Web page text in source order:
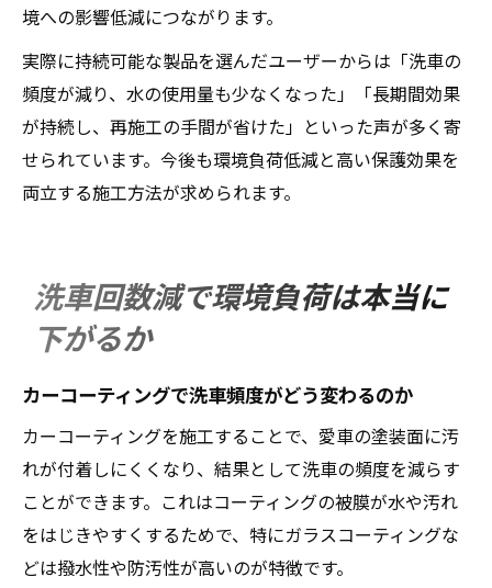
境への影響低減につながります。
実際に持続可能な製品を選んだユーザーからは「洗車の
頻度が減り、水の使用量も少なくなった」「長期間効果
が持続し、再施工の手間が省けた」といった声が多く寄
せられています。今後も環境負荷低減と高い保護効果を
両立する施工方法が求められます。
洗車回数減で環境負荷は本当に
下がるか
カーコーティングで洗車頻度がどう変わるのか
カーコーティングを施工することで、愛車の塗装面に汚
れが付着しにくくなり、結果として洗車の頻度を減らす
ことができます。これはコーティングの被膜が水や汚れ
をはじきやすくするためで、特にガラスコーティングな
どは撥水性や防汚性が高いのが特徴です。